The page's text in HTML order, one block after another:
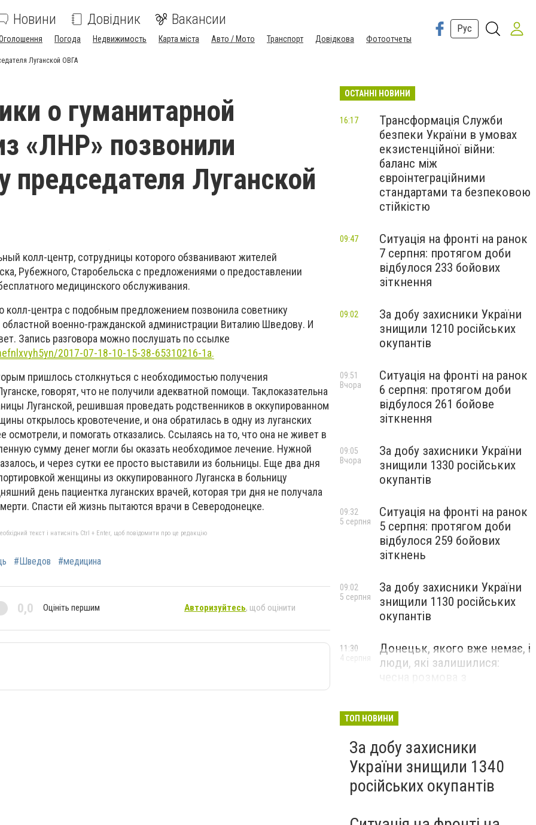
Новини Довідник Вакансии
Погода Недвижимость Карта міста Авто / Мото Транспорт Довідкова Фотоотчеты
Рус
Луганской ОВГА
о гуманитарной
«ЛНР» позвонили
председателя Луганской
колл-центр, сотрудницы которого обзванивают жителей
Рубежного, Старобельска с предложениями о предоставлении
медицинского обслуживания.
колл-центра с подобным предложением позвонила советнику
областной военно-гражданской администрации Виталию Шведову. И
Запись разговора можно послушать по ссылке
2017-07-18-10-15-38-65310216-1a.
пришлось столкнуться с необходимостью получения
говорят, что не получили адекватной помощи. Так,показательна
Луганской, решившая проведать родственников в оккупированном
открылось кровотечение, и она обратилась в одну из луганских
осмотрели, и помогать отказались. Ссылаясь на то, что она не живет в
сумму денег могли бы оказать необходимое лечение. Нужной
и через сутки ее просто выставили из больницы. Еще два дня
женщины из оккупированного Луганска в больницу
день пациентка луганских врачей, которая три дня не получала
Спасти ей жизнь пытаются врачи в Северодонецке.
текст і натисніть Ctrl + Enter, щоб повідомити про це редакцію
#Шведов #медицина
0,0 Оцініть першим Авторизуйтесь, щоб оцінити
ОСТАННІ НОВИНИ
Трансформація Служби
безпеки України в умовах
екзистенційної війни:
баланс між
євроінтеграційними
стандартами та безпековою
стійкістю
16:17
Ситуація на фронті на ранок
7 серпня: протягом доби
відбулося 233 бойових
зіткнення
09:47
За добу захисники України
знищили 1210 російських
окупантів
09:02
Ситуація на фронті на ранок
6 серпня: протягом доби
відбулося 261 бойове
зіткнення
09:51
Вчора
За добу захисники України
знищили 1330 російських
окупантів
09:05
Вчора
Ситуація на фронті на ранок
5 серпня: протягом доби
відбулося 259 бойових
зіткнень
09:32
5 серпня
За добу захисники України
знищили 1130 російських
окупантів
09:02
5 серпня
Донецьк, якого вже немає, і
люди, які залишилися:
11:30
4 серпня
ТОП НОВИНИ
За добу захисники
України знищили 1340
російських окупантів